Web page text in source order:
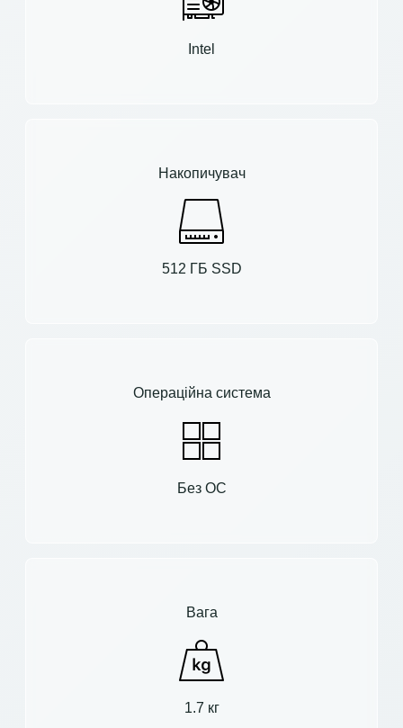
Intel
Накопичувач
512 ГБ SSD
Операційна система
Без ОС
Вага
1.7 кг